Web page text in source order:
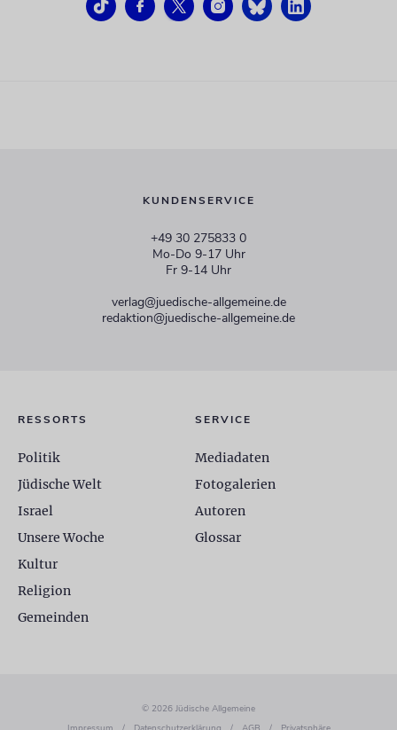
KUNDENSERVICE
+49 30 275833 0
Mo-Do 9-17 Uhr
Fr 9-14 Uhr
verlag@juedische-allgemeine.de
redaktion@juedische-allgemeine.de
RESSORTS
Politik
Jüdische Welt
Israel
Unsere Woche
Kultur
Religion
Gemeinden
SERVICE
Mediadaten
Fotogalerien
Autoren
Glossar
© 2026 Jüdische Allgemeine